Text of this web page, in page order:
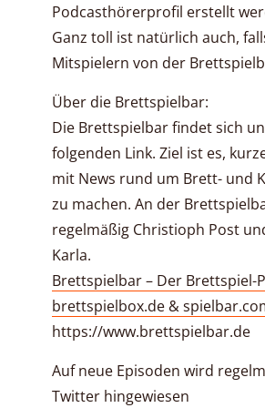
Podcasthörerprofil erstellt
Ganz toll ist natürlich auch,
Mitspielern von der
Über die Brettspielbar:
Die Brettspielbar findet sich
folgenden Link. Ziel ist es,
mit News rund um Brett- und
zu machen. An der
regelmäßig Christioph Post
Karla.
Brettspielbar – Der Brettspiel-
brettspielbox.de &
https://www.brettspielbar.de
Auf neue Episoden wird
Twitter hingewiesen